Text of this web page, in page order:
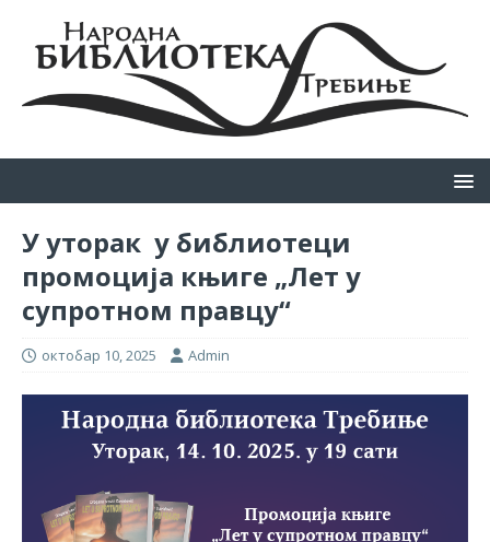
У уторак у библиотеци
промоција књиге „Лет у
супротном правцу“
октобар 10, 2025 Admin